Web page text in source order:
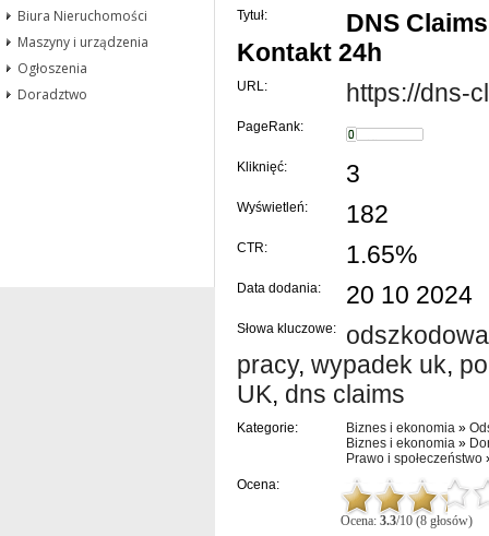
Biura Nieruchomości
Maszyny i urządzenia
Ogłoszenia
Doradztwo
Tytuł:
DNS
Kontakt 24h
URL: https://dns-
PageRank:
Kliknięć: 3
Wyświetleń: 182
CTR: 1.65%
Data dodania: 20 10 2024
Słowa kluczowe:
pracy, wypadek uk,
UK, dns claims
Kategorie: Biznes i ekonomia »
Biznes i ekonomia »
Prawo i społeczeństwo
Ocena:
Ocena: 3.3/10 (8 głosów)